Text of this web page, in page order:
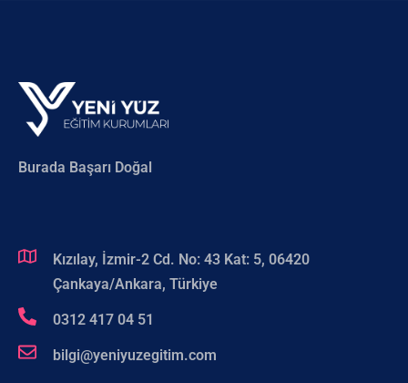
Burada Başarı Doğal
Kızılay, İzmir-2 Cd. No: 43 Kat: 5, 06420
Çankaya/Ankara, Türkiye
0312 417 04 51
bilgi@yeniyuzegitim.com